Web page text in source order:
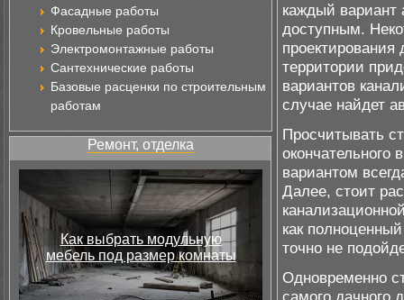
Фасадные работы
Кровельные работы
Электромонтажные работы
Сантехнические работы
Базовые расценки по строительным
работам
Ремонт, отделка
Как выбрать модульную
мебель под размер комнаты
каждый вариант
доступным.
проектирования
территории
вариантов
случае найдет
Просчитывать
вариантом
Далее, стоит
как
точно не
Одновременно
самого дачного